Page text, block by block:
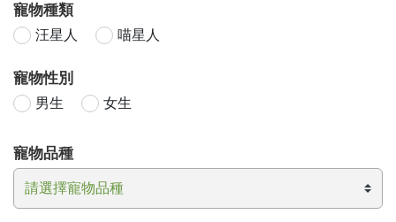
寵物種類
汪星人 喵星人
寵物性別
男生 女生
寵物品種